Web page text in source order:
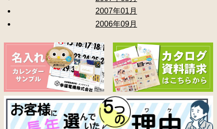
2007年01月
2006年09月